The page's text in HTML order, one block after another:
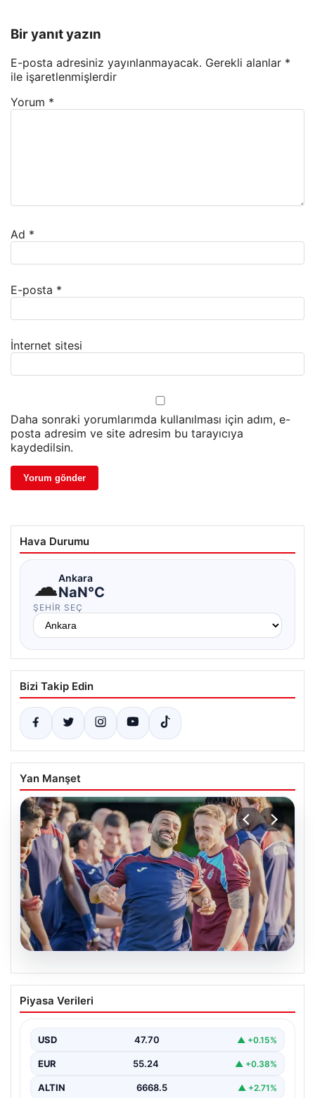
Bir yanıt yazın
E-posta adresiniz yayınlanmayacak. Gerekli alanlar *
ile işaretlenmişlerdir
Yorum *
Ad *
E-posta *
İnternet sitesi
Daha sonraki yorumlarımda kullanılması için adım, e-
posta adresim ve site adresim bu tarayıcıya
kaydedilsin.
Hava Durumu
☁Ankara
NaN°C
ŞEHIR SEÇ
Bizi Takip Edin
Yan Manşet
06.08.2026
Mohamed Salah, Trabzonspor’la İlk
Antrenmanına Çıktı
mavili formayla ilk resmi idmanına katıldı. Sezon öncesi
hazırlıklarının…
Piyasa Verileri
USD 47.70 ▲ +0.15%
EUR 55.24 ▲ +0.38%
ALTIN 6668.5 ▲ +2.71%